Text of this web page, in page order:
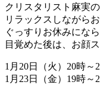
クリスタリスト麻実
リラックスしながら
ぐっすりお休みにな
目覚めた後は、お顔
1月20日（火）20時
1月23日（金）19時